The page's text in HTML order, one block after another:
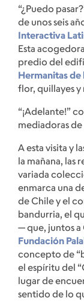
“¿Puedo
de unos seis
Interactiva
Esta
predio del
Hermanitas de
flor, quillayes y
“¡Adelante!”
mediadoras de
A esta visita y
la mañana, las
variada
enmarca una
de Chile y el
bandurria, el
— que, juntos a
Fundación
concepto de
el espíritu del
lugar de
sentido de lo